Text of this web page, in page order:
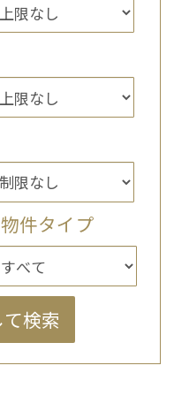
物件タイプ